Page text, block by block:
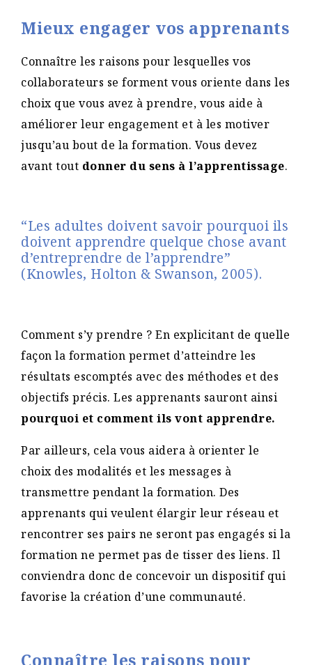
Mieux engager vos apprenants
Connaître les raisons pour lesquelles vos
collaborateurs se forment vous oriente dans les
choix que vous avez à prendre, vous aide à
améliorer leur engagement et à les motiver
jusqu’au bout de la formation. Vous devez
avant tout donner du sens à l’apprentissage.
“Les adultes doivent savoir pourquoi ils
doivent apprendre quelque chose avant
d’entreprendre de l’apprendre”
(Knowles, Holton & Swanson, 2005).
Comment s’y prendre ? En explicitant de quelle
façon la formation permet d’atteindre les
résultats escomptés avec des méthodes et des
objectifs précis. Les apprenants sauront ainsi
pourquoi et comment ils vont apprendre.
Par ailleurs, cela vous aidera à orienter le
choix des modalités et les messages à
transmettre pendant la formation. Des
apprenants qui veulent élargir leur réseau et
rencontrer ses pairs ne seront pas engagés si la
formation ne permet pas de tisser des liens. Il
conviendra donc de concevoir un dispositif qui
favorise la création d’une communauté.
Connaître les raisons pour